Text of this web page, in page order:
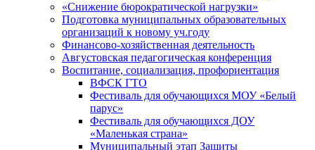
«Снижение бюрократической нагрузки»
Подготовка муниципальных образовательных
организаций к новому уч.году
Финансово-хозяйственная деятельность
Августовская педагогическая конференция
Воспитание, социализация, профориентация
ВФСК ГТО
Фестиваль для обучающихся МОУ «Белый
парус»
Фестиваль для обучающихся ДОУ
«Маленькая страна»
Муниципальный этап Защиты